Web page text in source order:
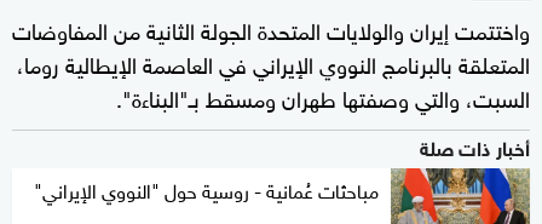
واختتمت إيران والولايات المتحدة الجولة الثانية من المفاوضات
المتعلقة بالبرنامج النووي الإيراني في العاصمة الإيطالية روما،
السبت، والتي وصفتها طهران ومسقط بـ"البناءة".
أخبار ذات صلة
مباحثات عُمانية - روسية حول "النووي الإيراني"